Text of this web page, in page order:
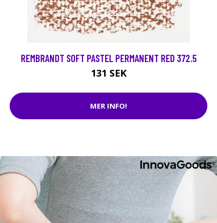
REMBRANDT SOFT PASTEL PERMANENT RED 372.5
131 SEK
MER INFO!